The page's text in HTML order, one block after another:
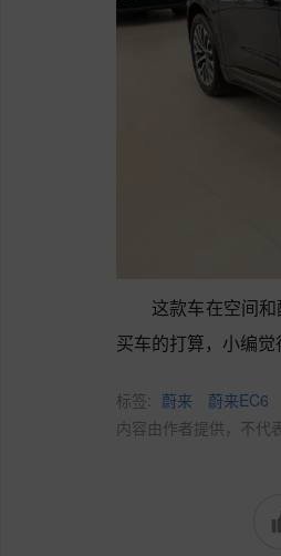
这款车在空间
买车的打算，小编觉
标签: 蔚来
蔚来EC6
内容由作者提供，不代